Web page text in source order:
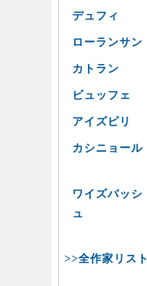
デュフィ
ローランサン
カトラン
ビュッフェ
アイズピリ
カシニョール
ワイズバッシ
ュ
>>全作家リスト